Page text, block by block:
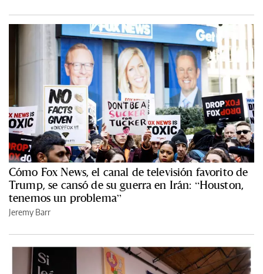
Cómo Fox News, el canal de televisión favorito de
Trump, se cansó de su guerra en Irán: “Houston,
tenemos un problema”
Jeremy Barr